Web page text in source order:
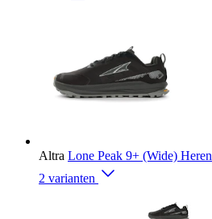
Altra Lone Peak 9+ (Wide) Heren
2 varianten